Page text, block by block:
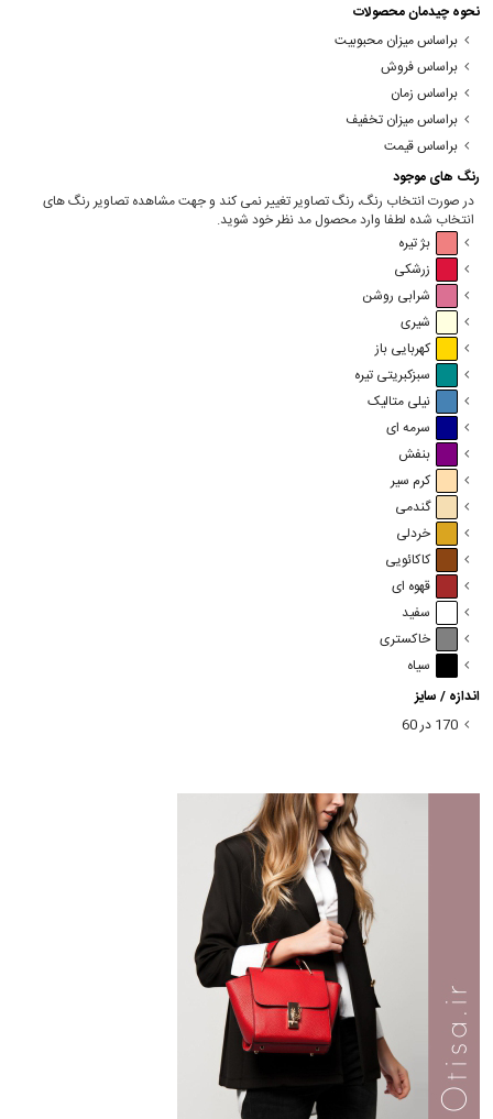
نحوه چیدمان محصولات
براساس میزان محبوبیت
براساس فروش
براساس زمان
براساس میزان تخفیف
براساس قیمت
رنگ های موجود
در صورت انتخاب رنگ، رنگ تصاویر تغییر نمی کند و جهت مشاهده تصاویر رنگ های
انتخاب شده لطفا وارد محصول مد نظر خود شوید.
بژ تیره
زرشکی
شرابی روشن
شیری
کهربایی باز
سبزکبریتی تیره
نیلی متالیک
سرمه ای
بنفش
کرم سیر
گندمی
خردلی
کاکائویی
قهوه ای
سفید
خاکستری
سیاه
اندازه / سایز
170 در 60